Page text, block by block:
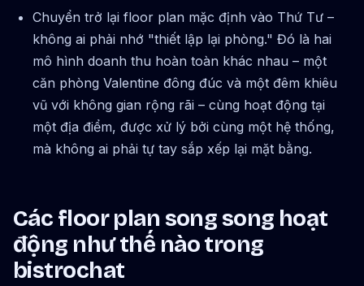
Chuyển trở lại floor plan mặc định vào Thứ Tư –
không ai phải nhớ "thiết lập lại phòng." Đó là hai
mô hình doanh thu hoàn toàn khác nhau – một
căn phòng Valentine đông đúc và một đêm khiêu
vũ với không gian rộng rãi – cùng hoạt động tại
một địa điểm, được xử lý bởi cùng một hệ thống,
mà không ai phải tự tay sắp xếp lại mặt bằng.
Các floor plan song song hoạt
động như thế nào trong
bistrochat